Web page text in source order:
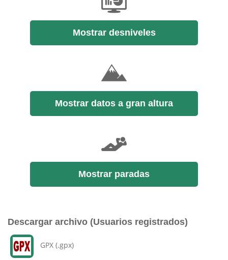
Mostrar desniveles
Mostrar datos a gran altura
Mostrar paradas
Descargar archivo (Usuarios registrados)
GPX (.gpx)